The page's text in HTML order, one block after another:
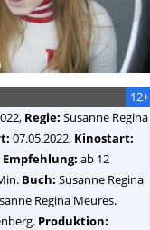
12+
Regie: Susanne Regina
07.05.2022, Kinostart:
Empfehlung: ab 12
Buch: Susanne Regina
Regina Meures.
Produktion: